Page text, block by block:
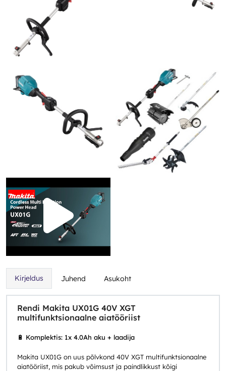
Kirjeldus Juhend Asukoht
Rendi Makita UX01G 40V XGT
multifunktsionaalne aiatööriist
🔋 Komplektis: 1x 4.0Ah aku + laadija
Makita UX01G on uus põlvkond 40V XGT multifunktsionaalne
aiatööriist, mis pakub võimsust ja paindlikkust kõigi